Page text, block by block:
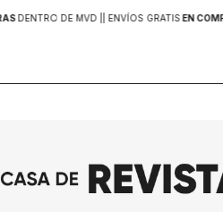
DENTRO DE MVD | | ENVÍOS GRATISEN